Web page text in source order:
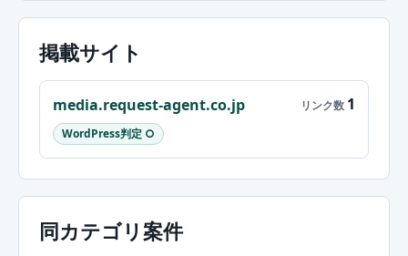
掲載サイト
media.request-agent.co.jp
WordPress判定 ○
1
同カテゴリ案件